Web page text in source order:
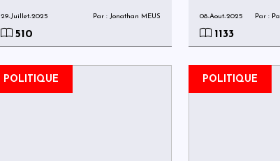
politique qui favorise le bien
commun au détriment de
29-Juillet-2025 Par : Jonathan MEUS
510
et installé ce
2025 comme
nationale
08-Aout-2025 Par :
1133
POLITIQUE POLITIQUE